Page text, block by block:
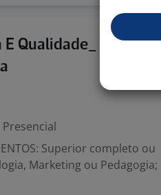
Qualidade_
25 jun
Presencial
Superior completo ou
Marketing ou Pedagogia;